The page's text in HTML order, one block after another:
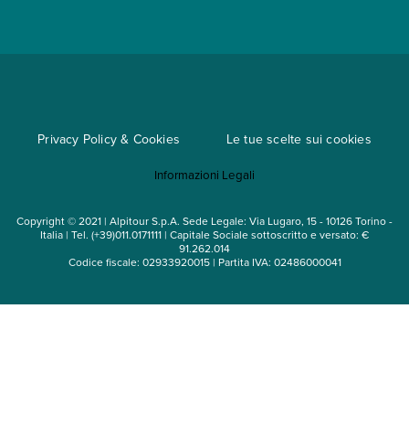
Mappa del sito
Privacy Policy & Cookies Le tue scelte sui cookies
Informazioni Legali
Copyright © 2021 | Alpitour S.p.A. Sede Legale: Via Lugaro, 15 - 10126 Torino -
Italia | Tel. (+39)011.0171111 | Capitale Sociale sottoscritto e versato: €
91.262.014
Codice fiscale: 02933920015 | Partita IVA: 02486000041